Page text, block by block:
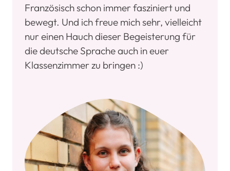
Französisch schon immer fasziniert und
bewegt. Und ich freue mich sehr, vielleicht
nur einen Hauch dieser Begeisterung für
die deutsche Sprache auch in euer
Klassenzimmer zu bringen :)